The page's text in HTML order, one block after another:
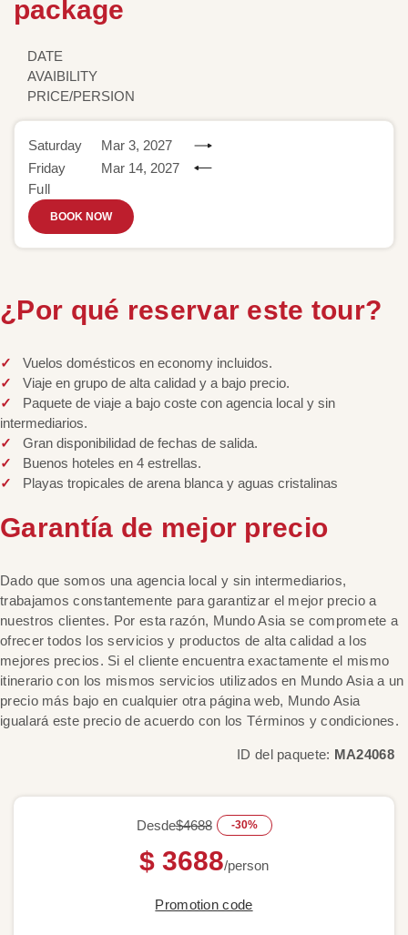
package
DATE
AVAIBILITY
PRICE/PERSION
Saturday
Mar 3, 2027
Friday
Mar 14, 2027
Full
BOOK NOW
¿Por qué reservar este tour?
Vuelos domésticos en economy incluidos.
Viaje en grupo de alta calidad y a bajo precio.
Paquete de viaje a bajo coste con agencia local y sin
intermediarios.
Gran disponibilidad de fechas de salida.
Buenos hoteles en 4 estrellas.
Playas tropicales de arena blanca y aguas cristalinas
Garantía de mejor precio
Dado que somos una agencia local y sin intermediarios,
trabajamos constantemente para garantizar el mejor precio a
nuestros clientes. Por esta razón, Mundo Asia se compromete a
ofrecer todos los servicios y productos de alta calidad a los
mejores precios. Si el cliente encuentra exactamente el mismo
itinerario con los mismos servicios utilizados en Mundo Asia a un
precio más bajo en cualquier otra página web, Mundo Asia
igualará este precio de acuerdo con los Términos y condiciones.
ID del paquete: MA24068
Desde$4688 -30%
$ 3688/person
Promotion code